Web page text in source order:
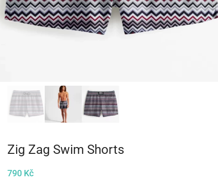
Zig Zag Swim Shorts
790 Kč